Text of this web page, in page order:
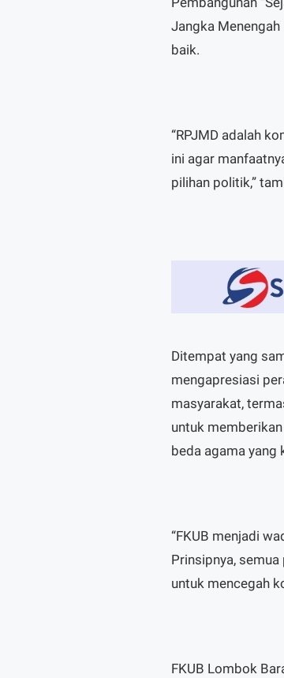
Jangka
baik.
“RPJMD adalah
ini agar
pilihan politik,”
Ditempat yang
mengapresiasi
masyarakat,
untuk
beda agama yang
“FKUB menjadi
Prinsipnya,
untuk mencegah
FKUB Lombok